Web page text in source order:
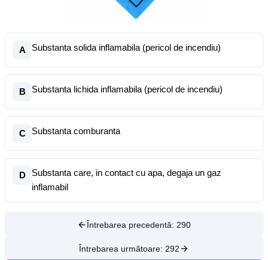
A Substanta solida inflamabila (pericol de incendiu)
B Substanta lichida inflamabila (pericol de incendiu)
C Substanta comburanta
D
Substanta care, in contact cu apa, degaja un gaz
inflamabil
Întrebarea precedentă: 290
Întrebarea următoare: 292